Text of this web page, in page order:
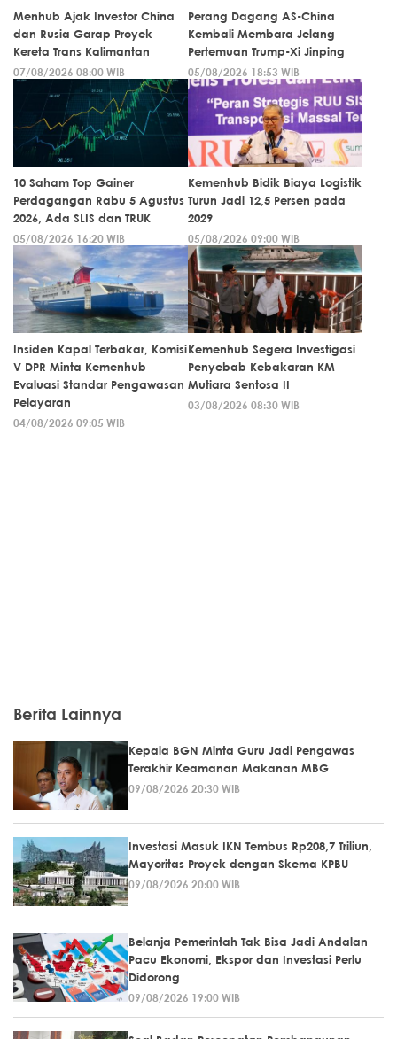
Menhub Ajak Investor China
dan Rusia Garap Proyek
Kereta Trans Kalimantan
07/08/2026 08:00 WIB
Perang Dagang AS-China
Kembali Membara Jelang
Pertemuan Trump-Xi Jinping
05/08/2026 18:53 WIB
10 Saham Top Gainer
Perdagangan Rabu 5 Agustus
2026, Ada SLIS dan TRUK
05/08/2026 16:20 WIB
Kemenhub Bidik Biaya Logistik
Turun Jadi 12,5 Persen pada
2029
05/08/2026 09:00 WIB
Insiden Kapal Terbakar, Komisi
V DPR Minta Kemenhub
Evaluasi Standar Pengawasan
Pelayaran
04/08/2026 09:05 WIB
Kemenhub Segera Investigasi
Penyebab Kebakaran KM
Mutiara Sentosa II
03/08/2026 08:30 WIB
Berita Lainnya
Kepala BGN Minta Guru Jadi Pengawas
Terakhir Keamanan Makanan MBG
09/08/2026 20:30 WIB
Investasi Masuk IKN Tembus Rp208,7 Triliun,
Mayoritas Proyek dengan Skema KPBU
09/08/2026 20:00 WIB
Belanja Pemerintah Tak Bisa Jadi Andalan
Pacu Ekonomi, Ekspor dan Investasi Perlu
Didorong
09/08/2026 19:00 WIB